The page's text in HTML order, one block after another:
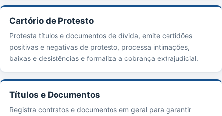
Cartório de Protesto
Protesta títulos e documentos de dívida, emite certidões
positivas e negativas de protesto, processa intimações,
baixas e desistências e formaliza a cobrança extrajudicial.
Títulos e Documentos
Registra contratos e documentos em geral para garantir